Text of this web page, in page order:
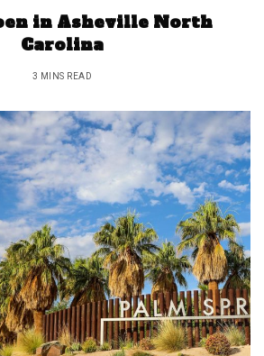
in Asheville North
Carolina
3 MINS READ